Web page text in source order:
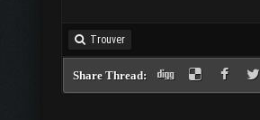
Trouver
Share Thread: